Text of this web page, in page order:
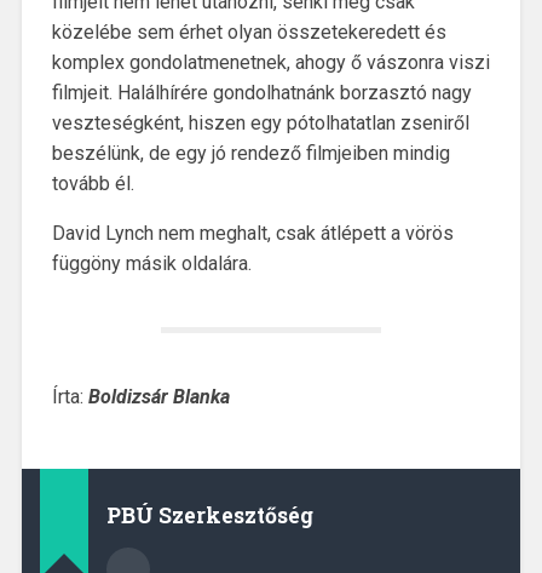
közelébe sem érhet olyan összetekeredett és
komplex gondolatmenetnek, ahogy ő vászonra viszi
filmjeit. Halálhírére gondolhatnánk borzasztó nagy
veszteségként, hiszen egy pótolhatatlan zseniről
beszélünk, de egy jó rendező filmjeiben mindig
tovább él.
David Lynch nem meghalt, csak átlépett a vörös
függöny másik oldalára.
Írta: Boldizsár Blanka
PBÚ Szerkesztőség